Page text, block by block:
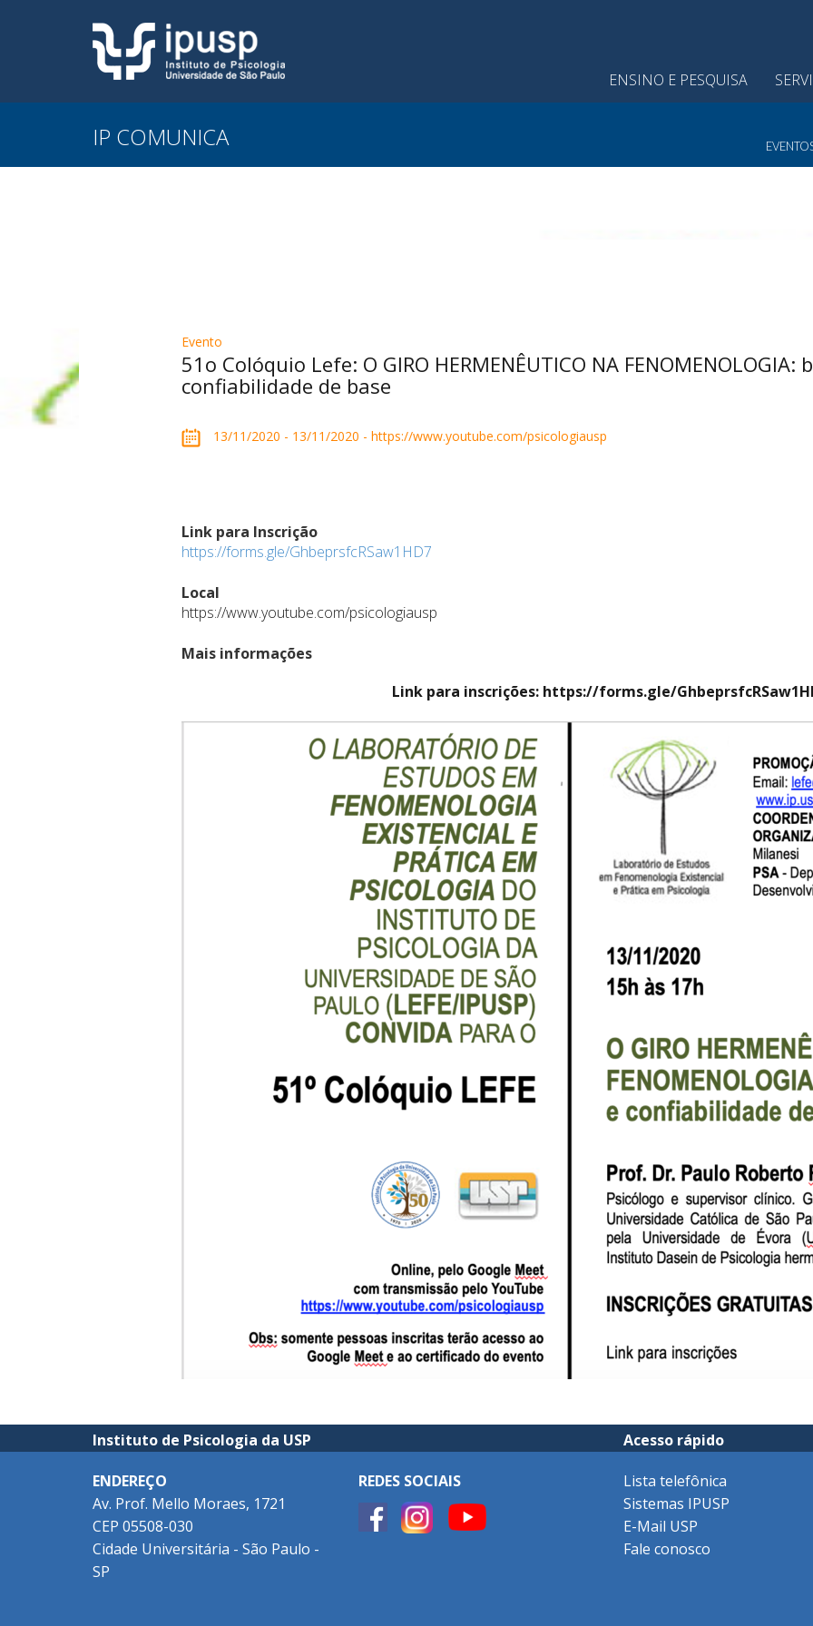
ENSINO E PESQUISA
IP COMUNICA
Evento
51o Colóquio Lefe: O GIRO HERMENÊUTICO NA
confiabilidade de base
13/11/2020 - 13/11/2020 - https://www.youtube.com/psicologiausp
Link para Inscrição
https://forms.gle/GhbeprsfcRSaw1HD7
Local
https://www.youtube.com/psicologiausp
Mais informações
Link para inscrições: https://forms.gle/
Instituto de Psicologia da USP Acesso rápido
ENDEREÇO
Av. Prof. Mello Moraes, 1721
CEP 05508-030
Cidade Universitária - São Paulo -
SP
REDES SOCIAIS
Lista telefônica
Sistemas IPUSP
E-Mail USP
Fale conosco